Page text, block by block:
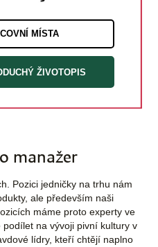
MÍSTA
ŽIVOTOPIS
manažer
Pozici jedničky na trhu nám
ale především naši
máme proto experty ve
na vývoji pivní kultury v
lídry, kteří chtějí naplno